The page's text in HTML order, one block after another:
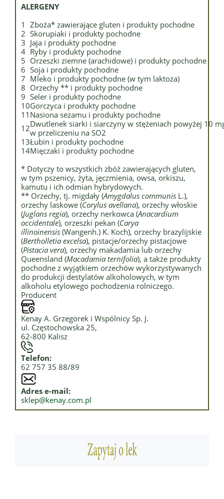
ALERGENY
1 Zboża* zawierające gluten i produkty pochodne
2 Skorupiaki i produkty pochodne
3 Jaja i produkty pochodne
4 Ryby i produkty pochodne
5 Orzeszki ziemne (arachidowe) i produkty pochodne
6 Soja i produkty pochodne
7 Mleko i produkty pochodne (w tym laktoza)
8 Orzechy ** i produkty pochodne
9 Seler i produkty pochodne
10Gorczyca i produkty pochodne
11 Nasiona sezamu i produkty pochodne
12Dwutlenek siarki i siarczyny w stężeniach powyżej 10
w przeliczeniu na SO2
13Łubin i produkty pochodne
14Mięczaki i produkty pochodne
* Dotyczy to wszystkich zbóż zawierających gluten,
w tym pszenicy, żyta, jęczmienia, owsa, orkiszu,
kamutu i ich odmian hybrydowych.
** Orzechy, tj. migdały (Amygdalus communis L.),
orzechy laskowe (Corylus avellana), orzechy włoskie
(Juglans regia), orzechy nerkowca (Anacardium
occidentale), orzeszki pekan (Carya
illinoinensis (Wangenh.) K. Koch), orzechy brazylijskie
(Bertholletia excelsa), pistacje/orzechy pistacjowe
(Pistacia vera), orzechy makadamia lub orzechy
Queensland (Macadamia ternifolia), a także produkty
pochodne z wyjątkiem orzechów wykorzystywanych
do produkcji destylatów alkoholowych, w tym
alkoholu etylowego pochodzenia rolniczego.
Producent
Kenay A. Grzegorek i Wspólnicy Sp. J.
ul. Częstochowska 25,
62-800 Kalisz
Telefon:
62 757 35 88/89
Adres e-mail:
sklep@kenay.com.pl